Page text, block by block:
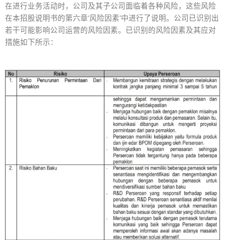
在进行业务活动时，公司及其子公司面临着各种风险，这些风险
在本招股说明书的第六章‘风险因素’中进行了说明。公司已识别出
若干可能影响公司运营的风险因素。已识别的风险因素及其应对
措施如下所示：